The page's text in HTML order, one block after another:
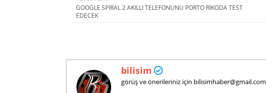
GOOGLE SPİRAL 2 AKILLI TELEFONUNU PORTO RİKODA TEST
EDECEK
bilisim
görüş ve önerileriniz için bilisimhaber@gmail.com